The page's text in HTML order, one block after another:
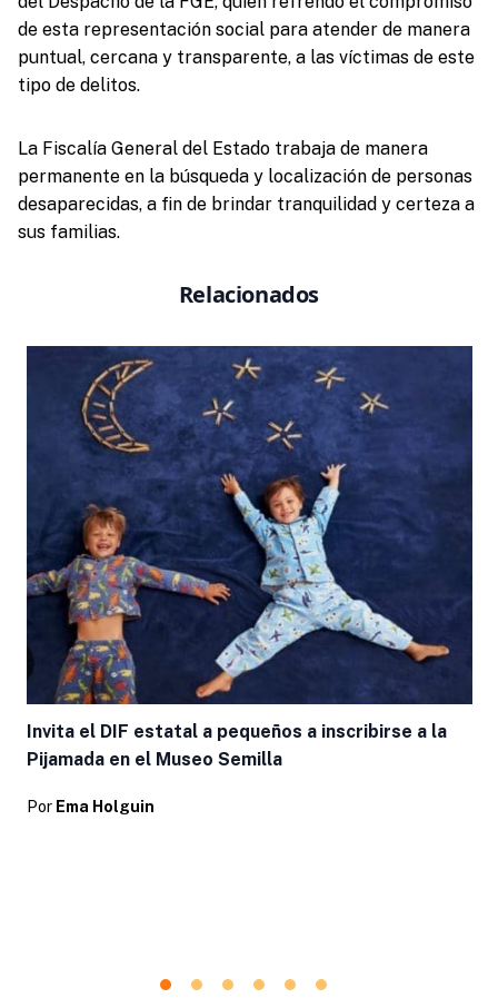
de esta representación social para atender de manera
puntual, cercana y transparente, a las víctimas de este
tipo de delitos.
La Fiscalía General del Estado trabaja de manera
permanente en la búsqueda y localización de personas
desaparecidas, a fin de brindar tranquilidad y certeza a
sus familias.
Relacionados
Invita el DIF estatal a pequeños a inscribirse a la
Pijamada en el Museo Semilla
Por Ema Holguin